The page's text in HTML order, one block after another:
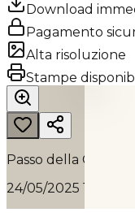
Download
Pagamento
Alta risoluzione
Stampe
Passo della Cisa
24/05/2025 15:04